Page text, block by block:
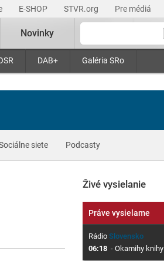
E-SHOP STVR.org Pre médiá
DAB+ Galéria SRo
Novinky
siete Podcasty
Živé vysielanie
Práve vysielame
RádioSlovensko
06:18 - Okamihy knihy